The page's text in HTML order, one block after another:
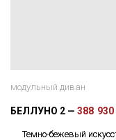
модульный диван
БЕЛЛУНО 2 388
Темно-бежевый